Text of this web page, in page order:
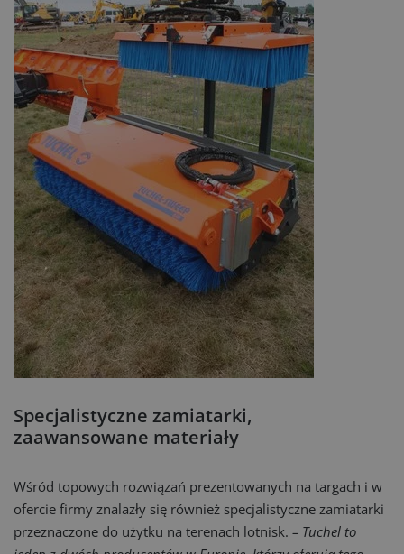
Specjalistyczne zamiatarki,
zaawansowane materiały
Wśród topowych rozwiązań prezentowanych na targach i w
ofercie firmy znalazły się również specjalistyczne zamiatarki
przeznaczone do użytku na terenach lotnisk. – Tuchel to